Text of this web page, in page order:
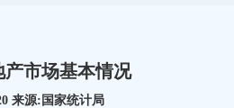
市场基本情况
来源:国家统计局